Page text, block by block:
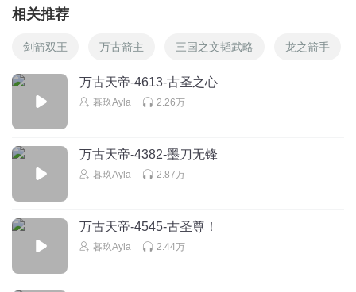
相关推荐
剑箭双王 万古箭主 三国之文韬武略 龙之箭手
万古天帝-4613-古圣之心
暮玖Ayla 2.26万
万古天帝-4382-墨刀无锋
暮玖Ayla 2.87万
万古天帝-4545-古圣尊！
暮玖Ayla 2.44万